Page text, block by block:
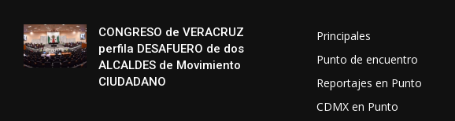
CONGRESO de VERACRUZ
perfila DESAFUERO de dos
ALCALDES de Movimiento
CIUDADANO
Principales
Punto de encuentro
Reportajes en Punto
CDMX en Punto